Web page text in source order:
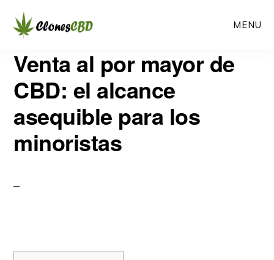
principal
barra
lateral
primaria
CBD
Clones
CBD
MENU
Venta al por mayor de
CBD: el alcance
asequible para los
minoristas